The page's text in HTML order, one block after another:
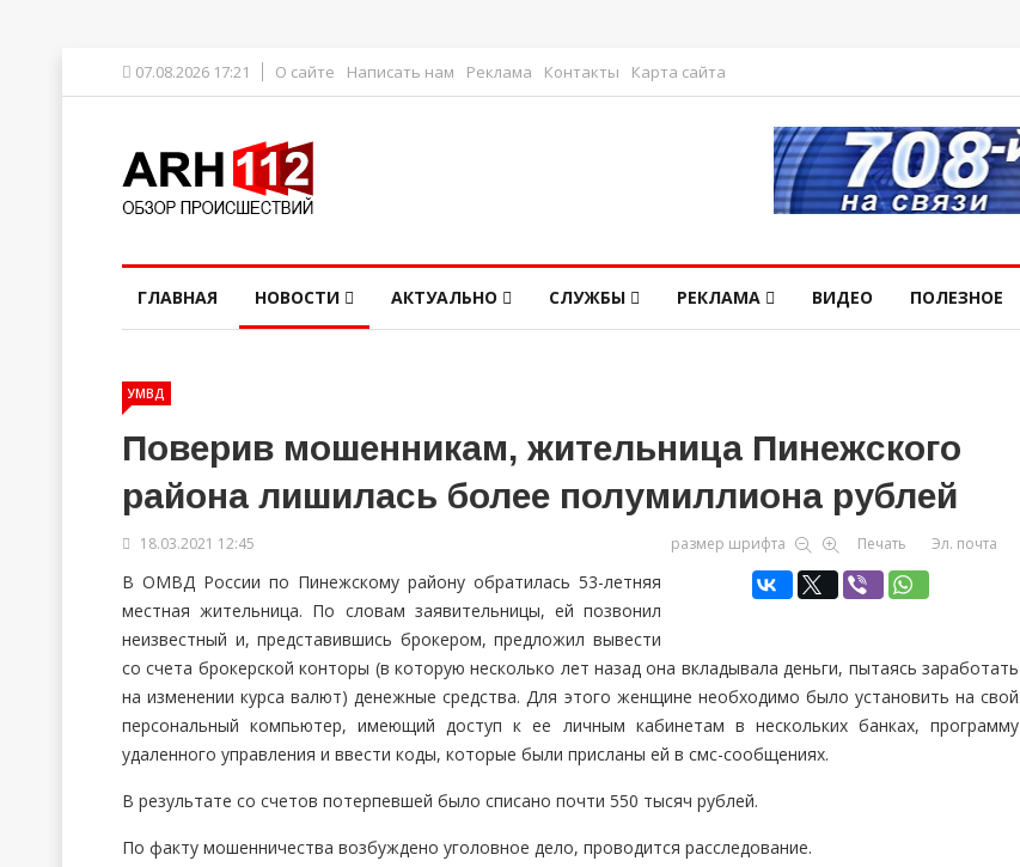
07.08.2026 17:21 О сайте Написать нам Реклама Контакты Карта сайта
ГЛАВНАЯ НОВОСТИ АКТУАЛЬНО СЛУЖБЫ РЕКЛАМА ВИДЕО ПОЛЕЗНОЕ
УМВД
Поверив мошенникам, жительница Пинежского
района лишилась более полумиллиона рублей
18.03.2021 12:45 размер шрифта Печать Эл. почта
В ОМВД России по Пинежскому району обратилась 53-летняя
местная жительница. По словам заявительницы, ей позвонил
неизвестный и, представившись брокером, предложил вывести
со счета брокерской конторы (в которую несколько лет назад она вкладывала деньги, пытаясь заработать
на изменении курса валют) денежные средства. Для этого женщине необходимо было установить на свой
персональный компьютер, имеющий доступ к ее личным кабинетам в нескольких банках, программу
удаленного управления и ввести коды, которые были присланы ей в смс-сообщениях.
В результате со счетов потерпевшей было списано почти 550 тысяч рублей.
По факту мошенничества возбуждено уголовное дело, проводится расследование.